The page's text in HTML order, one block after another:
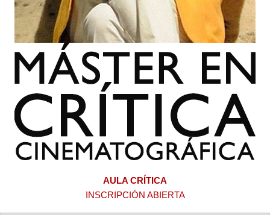
AULA CRÍTICA
INSCRIPCIÓN ABIERTA